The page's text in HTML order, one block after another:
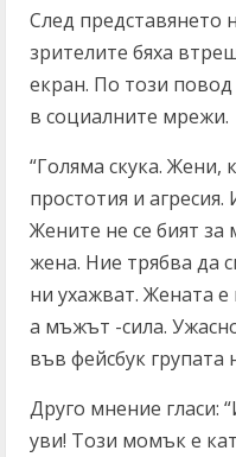
След представянето
зрителите бяха
екран. По този повод
в социалните мрежи.
“Голяма скука. Жени,
простотия и
Жените не се бият
жена. Ние трябва да
ни ухажват. Жената
а мъжът -сила.
във фейсбук групата
Друго мнение гласи:
уви! Този момък е